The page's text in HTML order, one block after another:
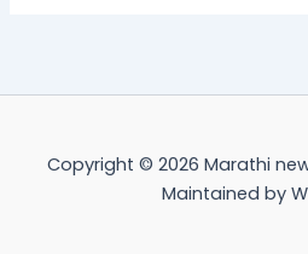
Copyright © 2026 Marathi
Maintained by